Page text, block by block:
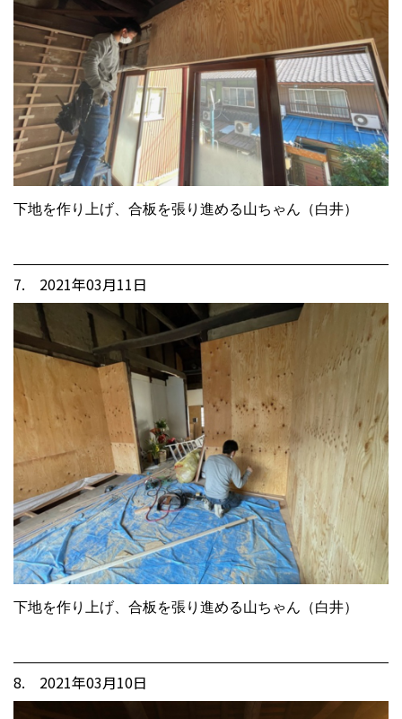
下地を作り上げ、合板を張り進める山ちゃん（白井）
7. 2021年03月11日
下地を作り上げ、合板を張り進める山ちゃん（白井）
8. 2021年03月10日